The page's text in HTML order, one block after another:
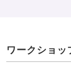
ワークショッ